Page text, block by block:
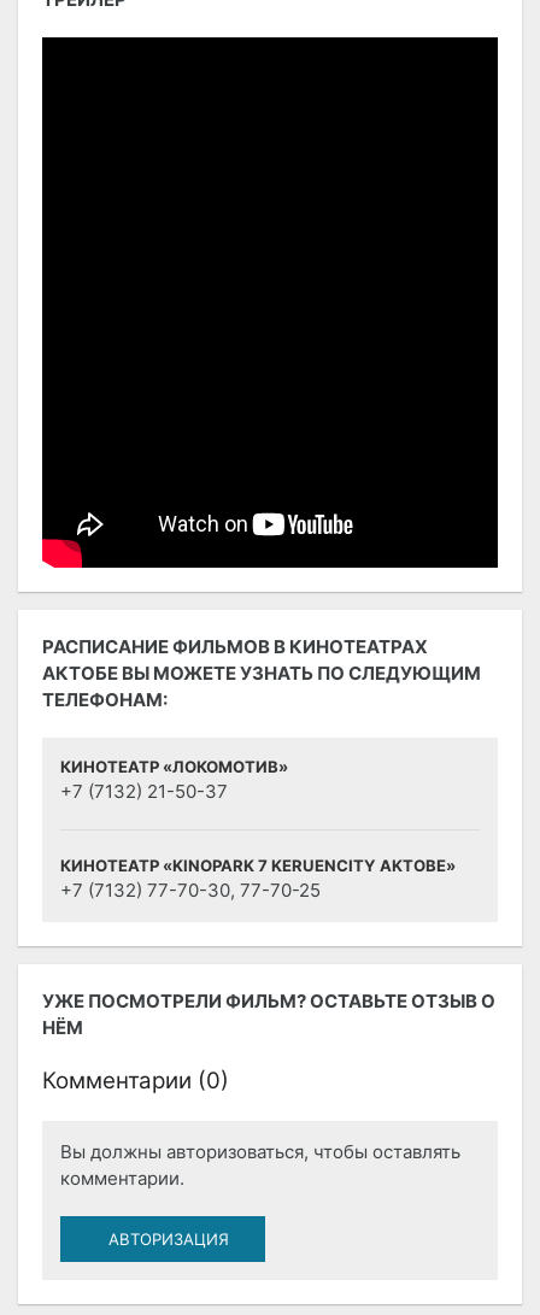
РАСПИСАНИЕ ФИЛЬМОВ В КИНОТЕАТРАХ
АКТОБЕ ВЫ МОЖЕТЕ УЗНАТЬ ПО СЛЕДУЮЩИМ
ТЕЛЕФОНАМ:
КИНОТЕАТР «ЛОКОМОТИВ»
+7 (7132) 21-50-37
КИНОТЕАТР «KINOPARK 7 KERUENCITY AKTOBE»
+7 (7132) 77-70-30, 77-70-25
УЖЕ ПОСМОТРЕЛИ ФИЛЬМ? ОСТАВЬТЕ ОТЗЫВ О
НЁМ
Комментарии (0)
Вы должны авторизоваться, чтобы оставлять
комментарии.
АВТОРИЗАЦИЯ